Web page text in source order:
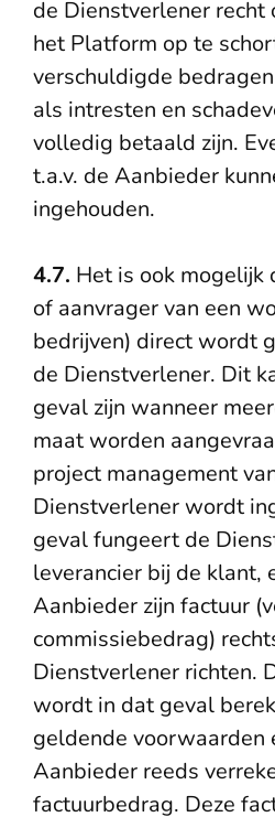
de Dienstverlener
het Platform op te
verschuldigde
als intresten en
volledig betaald zijn.
t.a.v. de Aanbieder
ingehouden.
4.7. Het is ook mogelijk
of aanvrager van een
bedrijven) direct wordt
de Dienstverlener. Dit
geval zijn wanneer
maat worden
project management
Dienstverlener wordt
geval fungeert de
leverancier bij de klant,
Aanbieder zijn factuur
commissiebedrag)
Dienstverlener richten.
wordt in dat geval
geldende voorwaarden
Aanbieder reeds
factuurbedrag. Deze